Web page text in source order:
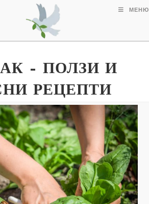
МЕНЮ
– ПОЛЗИ И
РЕЦЕПТИ